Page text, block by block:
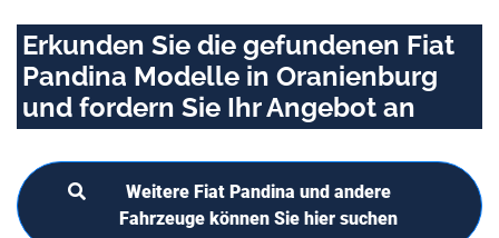
Erkunden Sie die gefundenen Fiat
Pandina Modelle in Oranienburg
und fordern Sie Ihr Angebot an
Weitere Fiat Pandina und andere
Fahrzeuge können Sie hier suchen